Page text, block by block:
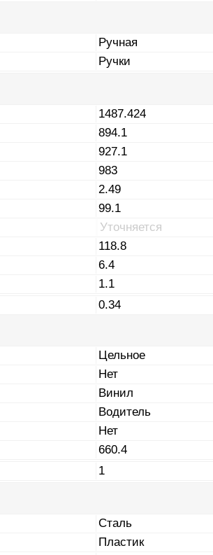
Ручная
Ручки
1487.424
894.1
927.1
983
2.49
99.1
Уточняется
118.8
6.4
1.1
0.34
Цельное
Нет
Винил
Водитель
Нет
660.4
1
Сталь
Пластик